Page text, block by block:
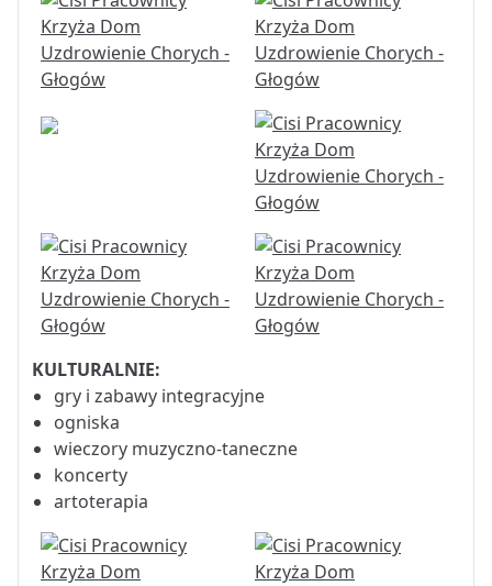
KULTURALNIE:
gry i zabawy integracyjne
ogniska
wieczory muzyczno-taneczne
koncerty
artoterapia